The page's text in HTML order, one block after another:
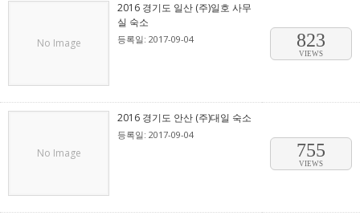
No Image
2016 경기도 일산 (주)일호 사무
실 숙소
등록일: 2017-09-04 823
VIEWS
No Image
2016 경기도 안산 (주)대일 숙소
등록일: 2017-09-04
755
VIEWS